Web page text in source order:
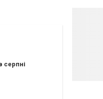
серпні